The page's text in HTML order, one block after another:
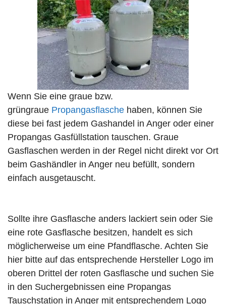
Wenn Sie eine graue bzw.
grüngraue Propangasflasche haben, können Sie
diese bei fast jedem Gashandel in Anger oder einer
Propangas Gasfüllstation tauschen. Graue
Gasflaschen werden in der Regel nicht direkt vor Ort
beim Gashändler in Anger neu befüllt, sondern
einfach ausgetauscht.
Sollte ihre Gasflasche anders lackiert sein oder Sie
eine rote Gasflasche besitzen, handelt es sich
möglicherweise um eine Pfandflasche. Achten Sie
hier bitte auf das entsprechende Hersteller Logo im
oberen Drittel der roten Gasflasche und suchen Sie
in den Suchergebnissen eine Propangas
Tauschstation in Anger mit entsprechendem Logo